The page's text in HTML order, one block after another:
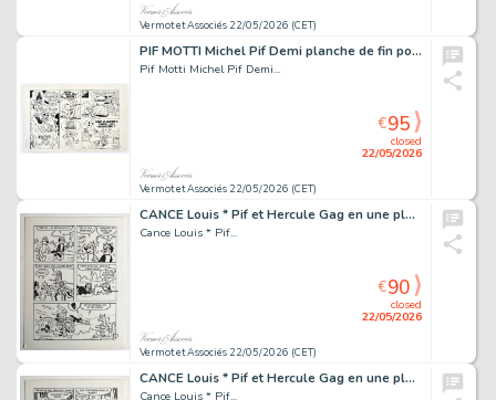
Vermot et Associés 22/05/2026 (CET)
PIF MOTTI Michel Pif Demi planche de fin pour le récit...
Pif Motti Michel Pif Demi...
Vermot et Associés 22/05/2026 (CET)
closed
22/05/2026
€95
CANCE Louis * Pif et Hercule Gag en une planche Planche...
Cance Louis * Pif...
Vermot et Associés 22/05/2026 (CET)
closed
22/05/2026
€90
CANCE Louis * Pif et Hercule Gag en une planche Planche...
Cance Louis * Pif...